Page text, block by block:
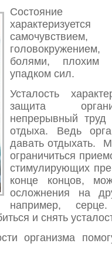
Состояние
самочувствием,
болями, плохим
упадком сил.
Усталость
защита
непрерывный труд
отдыха. Ведь
давать отдыхать.
ограничиться
стимулирующих
конце концов,
осложнения на
например,
и снять
организма